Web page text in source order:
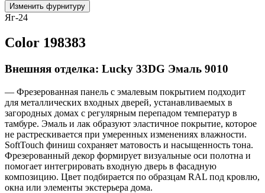
Изменить фурнитуру
Яг-24
Color 198383
Внешняя отделка: Lucky 33DG Эмаль 9010
— Фрезерованная панель с эмалевым покрытием подходит
для металлических входных дверей, устанавливаемых в
загородных домах с регулярным перепадом температур в
тамбуре. Эмаль и лак образуют эластичное покрытие, которое
не растрескивается при умеренных изменениях влажности.
SoftTouch финиш сохраняет матовость и насыщенность тона.
Фрезерованный декор формирует визуальные оси полотна и
помогает интегрировать входную дверь в фасадную
композицию. Цвет подбирается по образцам RAL под кровлю,
окна или элементы экстерьера дома.